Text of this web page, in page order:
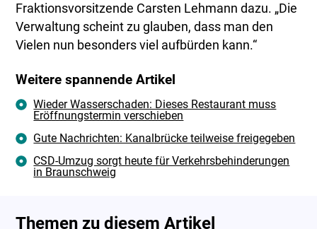
Fraktionsvorsitzende Carsten Lehmann dazu. „Die
Verwaltung scheint zu glauben, dass man den
Vielen nun besonders viel aufbürden kann.“
Weitere spannende Artikel
Wieder Wasserschaden: Dieses Restaurant muss
Eröffnungstermin verschieben
Gute Nachrichten: Kanalbrücke teilweise freigegeben
CSD-Umzug sorgt heute für Verkehrsbehinderungen
in Braunschweig
Themen zu diesem Artikel